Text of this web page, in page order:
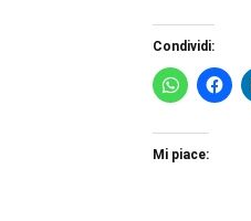
Condividi:
Mi piace: